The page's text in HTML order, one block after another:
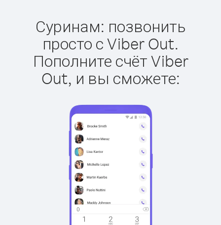
Суринам: позвонить
просто с Viber Out.
Пополните счёт Viber
Out, и вы сможете: